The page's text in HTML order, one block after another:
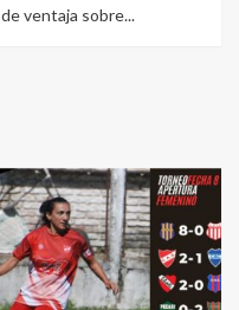
de ventaja sobre...